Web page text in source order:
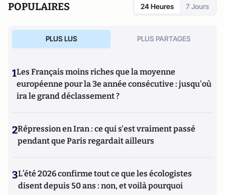
POPULAIRES 24 Heures 7 Jours
PLUS LUS PLUS PARTAGES
1Les Français moins riches que la moyenne
européenne pour la 3e année consécutive : jusqu'où
ira le grand déclassement ?
2Répression en Iran : ce qui s'est vraiment passé
pendant que Paris regardait ailleurs
3L’été 2026 confirme tout ce que les écologistes
disent depuis 50 ans : non, et voilà pourquoi